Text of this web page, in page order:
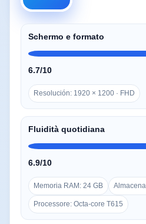
Schermo e formato
6.7/10
Resolución: 1920 × 1200 · FHD
Fluidità quotidiana
6.9/10
Memoria RAM: 24 GB
Processore: Octa-core T615